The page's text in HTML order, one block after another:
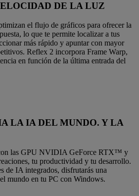
DE LA LUZ
el flujo de gráficos para ofrecer la
lo que te permite localizar a tus
más rápido y apuntar con mayor
Reflex 2 incorpora Frame Warp,
en función de la última entrada del
LA IA DEL MUNDO. Y LA
las GPU NVIDIA GeForce RTX™ y
tu productividad y tu desarrollo.
de IA integrados, disfrutarás una
mundo en tu PC con Windows.